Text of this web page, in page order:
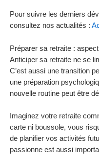
Pour suivre les derniers
consultez nos actualités :
Préparer sa retraite :
Anticiper sa retraite ne se
C’est aussi une transition
une préparation
nouvelle routine peut être
Imaginez votre retraite
carte ni boussole, vous
de planifier vos activités
passionne est aussi